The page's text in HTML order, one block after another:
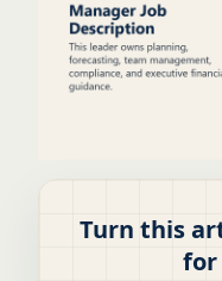
Turn this
for